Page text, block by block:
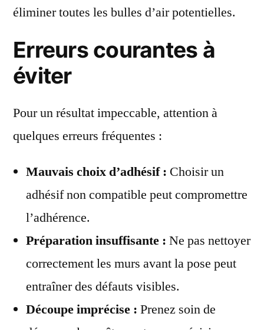
éliminer toutes les bulles d’air potentielles.
Erreurs courantes à
éviter
Pour un résultat impeccable, attention à
quelques erreurs fréquentes :
Mauvais choix d’adhésif : Choisir un
adhésif non compatible peut compromettre
l’adhérence.
Préparation insuffisante : Ne pas nettoyer
correctement les murs avant la pose peut
entraîner des défauts visibles.
Découpe imprécise : Prenez soin de